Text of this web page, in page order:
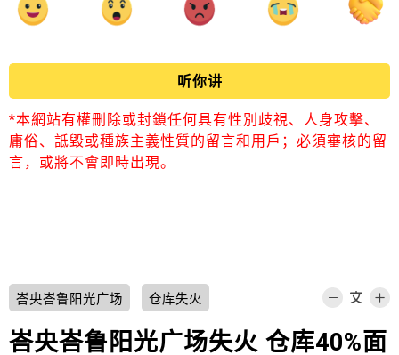
听你讲
*本網站有權刪除或封鎖任何具有性別歧視、人身攻擊、
庸俗、詆毀或種族主義性質的留言和用戶；必須審核的留
言，或將不會即時出現。
峇央峇鲁阳光广场 仓库失火
峇央峇鲁阳光广场失火 仓库40%面